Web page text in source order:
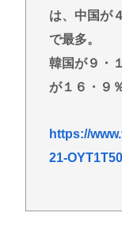
は、中国が
で最多。
韓国が９・
が１６・９
https://
21-